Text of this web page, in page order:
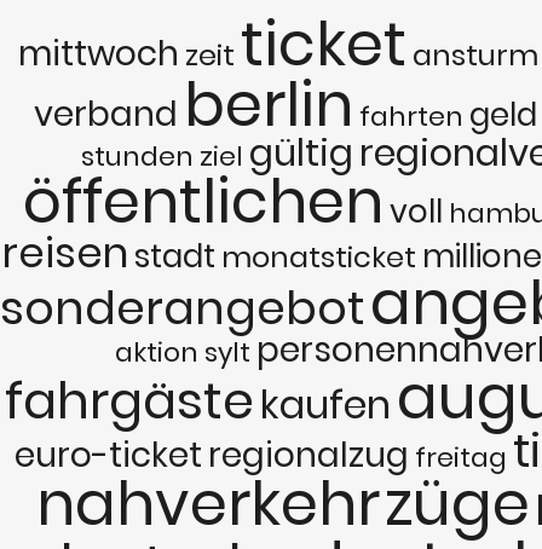
mittwoch zeit ticket ansturm
verband berlin fahrten geld
stunden ziel gültig
öffentlichen voll
reisenstadt monatsticket
sonderangebot
aktion sylt
fahrgäste kaufen
euro-ticket regionalzug freitag
nahverkehrzüge